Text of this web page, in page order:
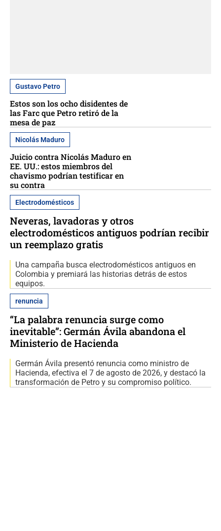
Gustavo Petro
Estos son los ocho disidentes de
las Farc que Petro retiró de la
mesa de paz
Nicolás Maduro
Juicio contra Nicolás Maduro en
EE. UU.: estos miembros del
chavismo podrían testificar en
su contra
Electrodomésticos
Neveras, lavadoras y otros
electrodomésticos antiguos podrían recibir
un reemplazo gratis
Una campaña busca electrodomésticos antiguos en
Colombia y premiará las historias detrás de estos
equipos.
renuncia
“La palabra renuncia surge como
inevitable”: Germán Ávila abandona el
Ministerio de Hacienda
Germán Ávila presentó renuncia como ministro de
Hacienda, efectiva el 7 de agosto de 2026, y destacó la
transformación de Petro y su compromiso político.